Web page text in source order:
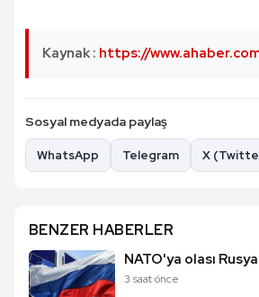
Kaynak : https://
Sosyal medyada paylaş
WhatsApp Telegram X
BENZER HABERLER
NATO'ya olası Rusya
3 saat önce